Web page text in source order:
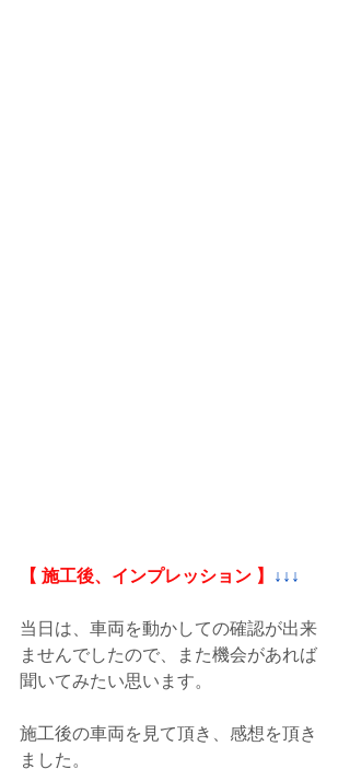
【 施工後、インプレッション 】 ↓↓↓
当日は、車両を動かしての確認が出来
ませんでしたので、また機会があれば
聞いてみたい思います。
施工後の車両を見て頂き、感想を頂き
ました。